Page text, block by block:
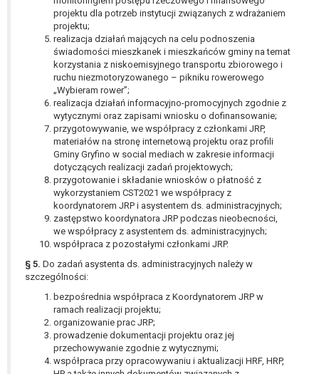
projektu dla potrzeb instytucji związanych z wdrażaniem
projektu;
realizacja działań mających na celu podnoszenia
świadomości mieszkanek i mieszkańców gminy na temat
korzystania z niskoemisyjnego transportu zbiorowego i
ruchu niezmotoryzowanego – pikniku rowerowego
„Wybieram rower”;
realizacja działań informacyjno-promocyjnych zgodnie z
wytycznymi oraz zapisami wniosku o dofinansowanie;
przygotowywanie, we współpracy z członkami JRP,
materiałów na stronę internetową projektu oraz profili
Gminy Gryfino w social mediach w zakresie informacji
dotyczących realizacji zadań projektowych;
przygotowanie i składanie wniosków o płatność z
wykorzystaniem CST2021 we współpracy z
koordynatorem JRP i asystentem ds. administracyjnych;
zastępstwo koordynatora JRP podczas nieobecności,
we współpracy z asystentem ds. administracyjnych;
współpraca z pozostałymi członkami JRP.
§ 5. Do zadań asystenta ds. administracyjnych należy w
szczególności:
bezpośrednia współpraca z Koordynatorem JRP w
ramach realizacji projektu;
organizowanie prac JRP;
prowadzenie dokumentacji projektu oraz jej
przechowywanie zgodnie z wytycznymi;
współpraca przy opracowywaniu i aktualizacji HRF, HRP,